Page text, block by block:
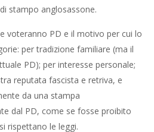
stampo anglosassone.
voteranno PD e il motivo per cui lo
per tradizione familiare (ma il
PD); per interesse personale;
reputata fascista e retriva, e
da una stampa
dal PD, come se fosse proibito
rispettano le leggi.